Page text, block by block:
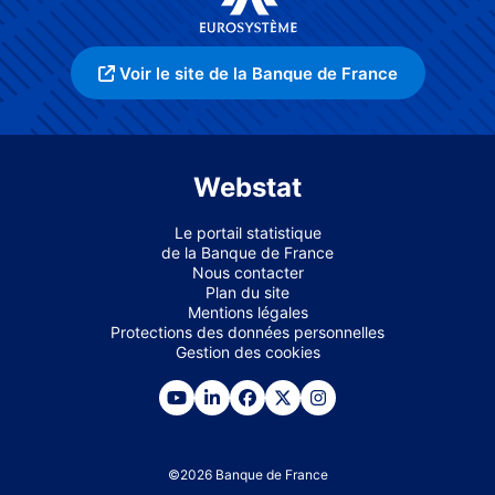
Voir le site de la Banque de France
Webstat
Le portail statistique
de la Banque de France
Nous contacter
Plan du site
Mentions légales
Protections des données personnelles
Gestion des cookies
©2026 Banque de France